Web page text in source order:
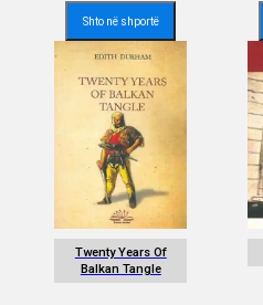
Shto në shportë
Twenty Years Of
Balkan Tangle